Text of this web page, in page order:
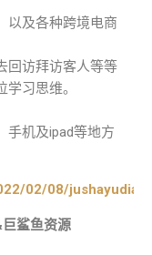
以及各种跨境电商
回访拜访客人等等
习思维。
手机及ipad等地方
02/08/
鲨鱼资源